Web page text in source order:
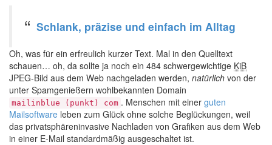
Schlank, präzise und einfach im Alltag
Oh, was für ein erfreulich kurzer Text. Mal in den Quelltext
schauen… oh, da sollte ja noch ein 484 schwergewichtige KiB
JPEG-Bild aus dem Web nachgeladen werden, natürlich von der
unter Spamgenießern wohlbekannten Domain
mailinblue (punkt) com . Menschen mit einer guten
Mailsoftware leben zum Glück ohne solche Beglückungen, weil
das privatsphäreninvasive Nachladen von Grafiken aus dem Web
in einer E-Mail standardmäßig ausgeschaltet ist.